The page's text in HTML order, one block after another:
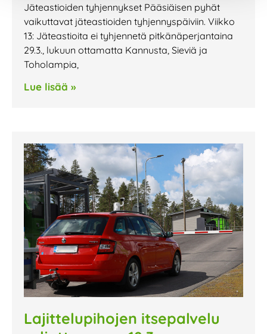
Jäteastioiden tyhjennykset Pääsiäisen pyhät
vaikuttavat jäteastioiden tyhjennyspäiviin. Viikko
13: Jäteastioita ei tyhjennetä pitkänäperjantaina
29.3., lukuun ottamatta Kannusta, Sieviä ja
Toholampia,
Lue lisää »
Lajittelupihojen itsepalvelu